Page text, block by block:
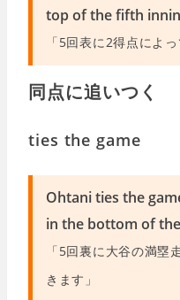
top of the fifth
「5回表に2得点によ
同点に追いつく
ties the game
Ohtani ties the
in the bottom of
「5回裏に大谷の満塁
きます」